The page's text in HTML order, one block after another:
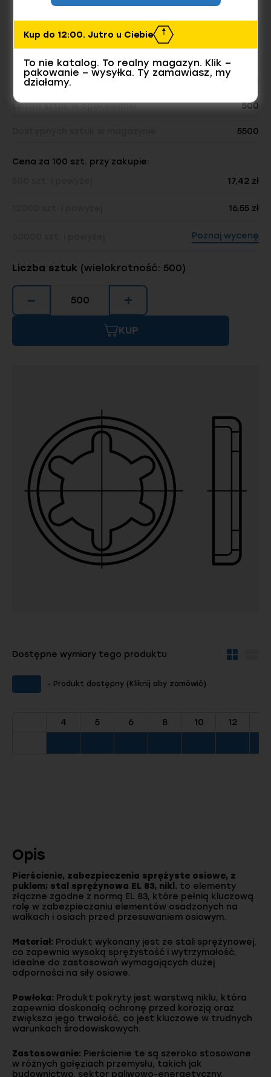
Ilość w opakowaniu
Waga opakowania: 0.53 kg
Liczba sztuk w opakowaniu: 500
5500
Cena za 100 szt. przy zakupie:
17,42 zł
16,55 zł
Poznaj wycenę
Liczba sztuk (wielokrotność: 500)
− +
KUP
Dostępne wymiary tego produktu
Widok
- Produkt dostępny (Kliknij aby zamówić)
4 5 6 8 10 12
Opis
Pierścienie, zabezpieczenia sprężyste osiowe, z
puklem; stal sprężynowa EL 83, nikl. to elementy
złączne zgodne z normą EL 83, które pełnią kluczową
rolę w zabezpieczaniu elementów osadzonych na
wałkach i osiach przed przesuwaniem osiowym.
Materiał: Produkt wykonany jest ze stali sprężynowej,
co zapewnia wysoką sprężystość i wytrzymałość,
idealne do zastosowań wymagających dużej
odporności na siły osiowe.
Powłoka: Produkt pokryty jest warstwą niklu, która
zapewnia doskonałą ochronę przed korozją oraz
zwiększa jego trwałość, co jest kluczowe w trudnych
warunkach środowiskowych.
Zastosowanie: Pierścienie te są szeroko stosowane
w różnych gałęziach przemysłu, takich jak
budownictwo, sektor paliwowo-energetyczny,
Kup do 12:00. Jutro u Ciebie
To nie katalog. To realny magazyn. Klik –
pakowanie – wysyłka. Ty zamawiasz, my
działamy.